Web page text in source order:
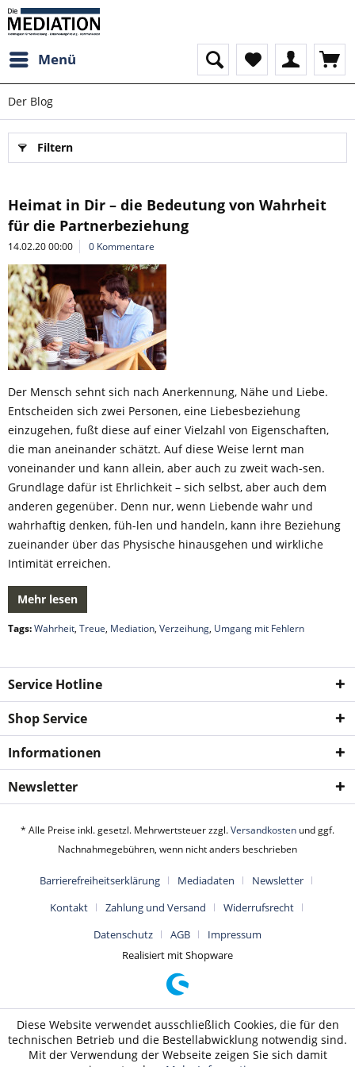
Menü
Der Blog
Filtern
Heimat in Dir – die Bedeutung von Wahrheit
für die Partnerbeziehung
14.02.20 00:00 0 Kommentare
Der Mensch sehnt sich nach Anerkennung, Nähe und Liebe.
Entscheiden sich zwei Personen, eine Liebesbeziehung
einzugehen, fußt diese auf einer Vielzahl von Eigenschaften,
die man aneinander schätzt. Auf diese Weise lernt man
voneinander und kann allein, aber auch zu zweit wach-sen.
Grundlage dafür ist Ehrlichkeit – sich selbst, aber auch dem
anderen gegenüber. Denn nur, wenn Liebende wahr und
wahrhaftig denken, füh-len und handeln, kann ihre Beziehung
zueinander über das Physische hinausgehen und wirkliche
Intimität erreichen.
Mehr lesen
Tags:Wahrheit, Treue, Mediation, Verzeihung, Umgang mit Fehlern
Service Hotline
Shop Service
Informationen
Newsletter
* Alle Preise inkl. gesetzl. Mehrwertsteuer zzgl.Versandkosten und ggf.
Nachnahmegebühren, wenn nicht anders beschrieben
Barrierefreiheitserklärung Mediadaten
Newsletter
Kontakt
Zahlung und Versand
Widerrufsrecht
Datenschutz
AGB
Impressum
Realisiert mit Shopware
Diese Website verwendet ausschließlich Cookies, die für den
technischen Betrieb und die Bestellabwicklung notwendig sind.
Mit der Verwendung der Webseite zeigen Sie sich damit